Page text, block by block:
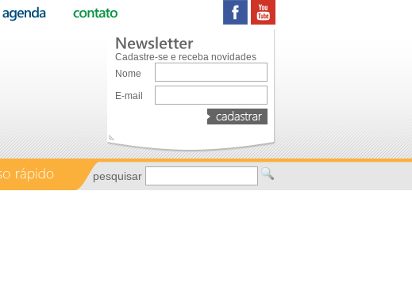
Cadastre-se e receba novidades
Nome
E-mail
pesquisar